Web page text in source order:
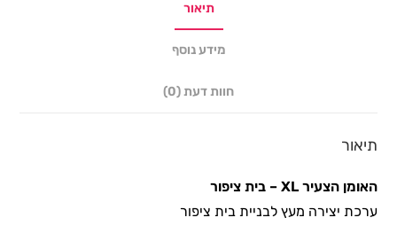
תיאור
מידע נוסף
חוות דעת (0)
תיאור
האומן הצעירXL – בית ציפור
ערכת יצירה מעץ לבניית בית ציפור